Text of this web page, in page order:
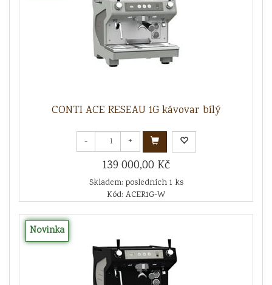
CONTI ACE RESEAU 1G kávovar bílý
- +
139 000,00 Kč
Skladem: posledních 1 ks
Kód: ACER1G-W
Novinka